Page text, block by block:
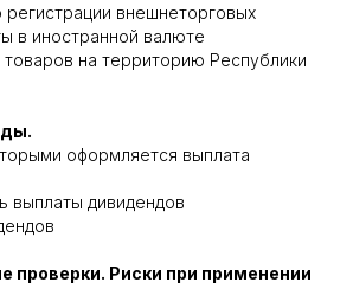
регистрации внешнеторговых
в иностранной валюте
на территорию Республики
оформляется выплата
выплаты дивидендов
проверки. Риски при применении
НА